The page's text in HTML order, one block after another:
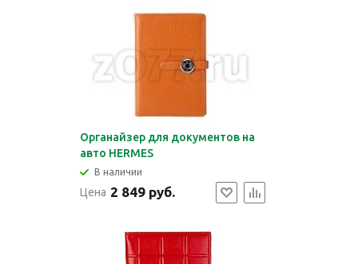
Органайзер для документов на
авто HERMES
В наличии
Цена 2 849 руб.